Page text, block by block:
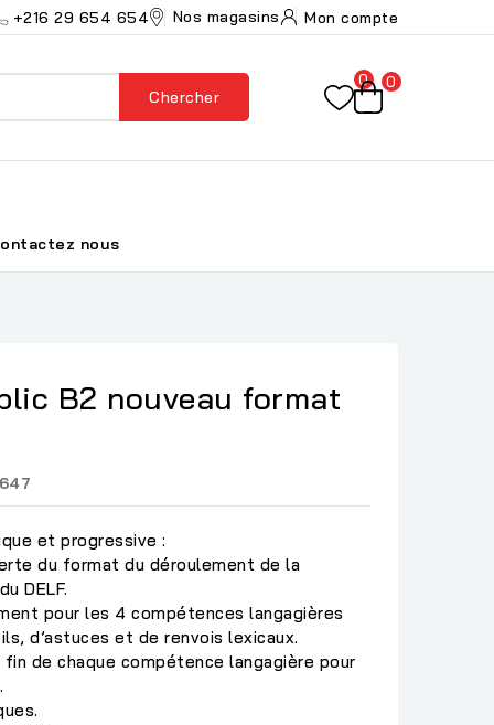
+216 29 654 654 Nos magasins Mon compte
Chercher
0 0
nous
B2 nouveau format
et progressive :
du format du déroulement de la
DELF.
pour les 4 compétences langagières
d’astuces et de renvois lexicaux.
de chaque compétence langagière pour